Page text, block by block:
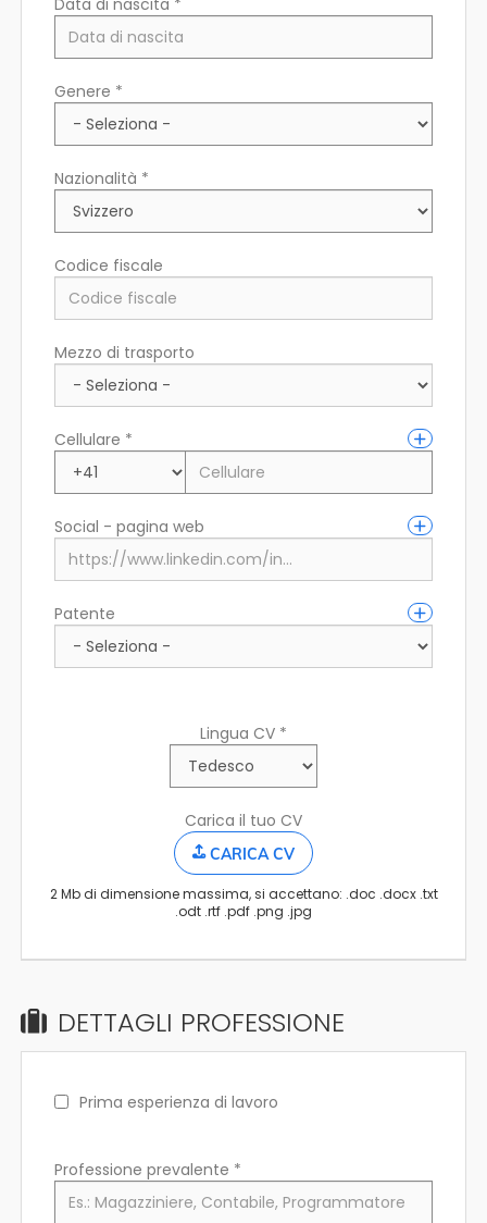
Paese di residenza *
Regione/Cantone di residenza *
CAP/NAP di residenza
Città di residenza (fiscale)
Indirizzo di residenza
Data di nascita *
Genere *
Nazionalità *
Codice fiscale
Mezzo di trasporto
Cellulare *
Social - pagina web
Patente
Lingua CV *
Carica il tuo CV
CARICA CV
2 Mb di dimensione massima, si accettano: .doc .docx .txt
.odt .rtf .pdf .png .jpg
DETTAGLI PROFESSIONE
Prima esperienza di lavoro
Professione prevalente *